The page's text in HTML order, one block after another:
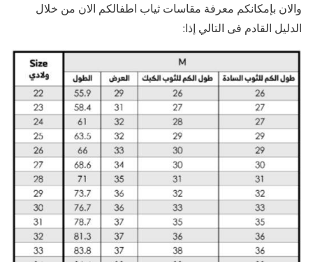
والان بإمكانكم معرفة مقاسات ثياب اطفالكم الان من خلال
الدليل القادم فى التالي إذا: